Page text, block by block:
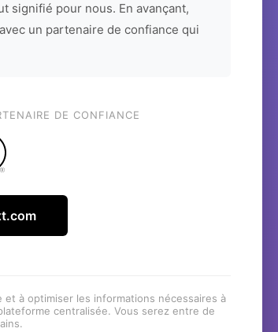
signifié pour nous. En avançant,
un partenaire de confiance qui
DE CONFIANCE
à optimiser les informations nécessaires à
centralisée. Vous serez entre de